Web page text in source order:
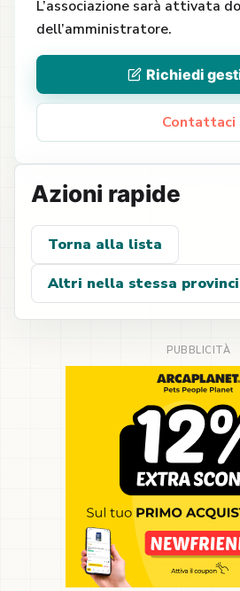
L’associazione sarà attivata
dell’amministratore.
Richiedi
Contattaci
Azioni rapide
Torna alla lista
Altri nella stessa